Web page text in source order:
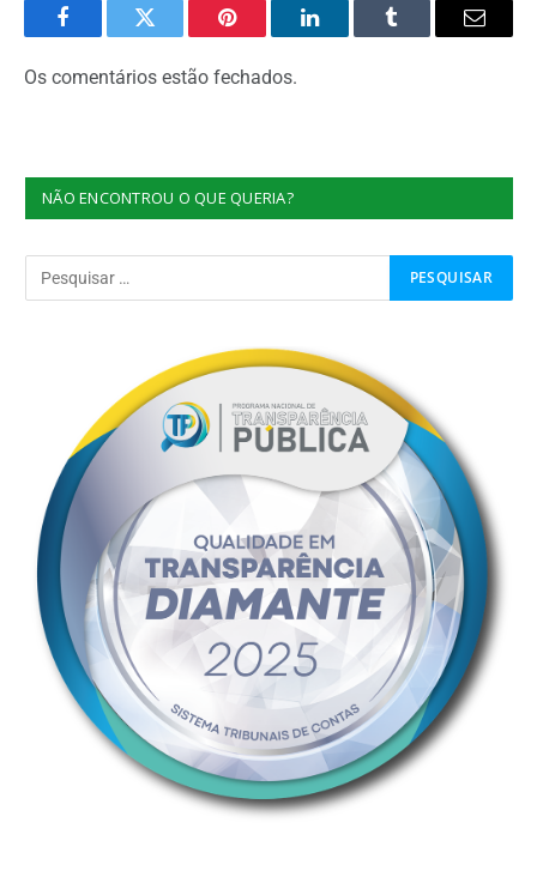
FacebookTwitter Pinterest O
Tumblr
E-
Os comentários estão fechados.
NÃO ENCONTROU O QUE QUERIA?